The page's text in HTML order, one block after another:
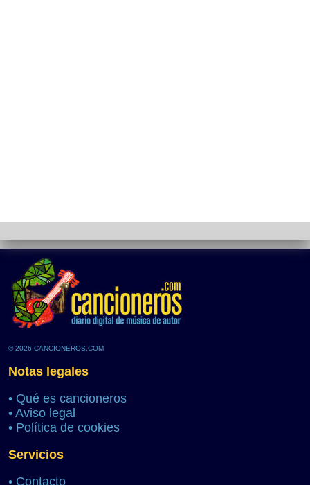
© 2026 CANCIONEROS.COM
Notas legales
• Qué es cancioneros
• Aviso legal
• Política de cookies
Servicios
• Contacto